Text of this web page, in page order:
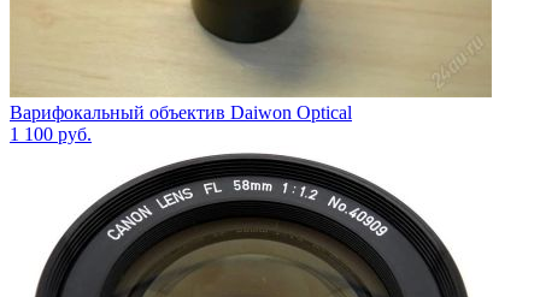
Варифокальный объектив Daiwon Optical
1 100 руб.